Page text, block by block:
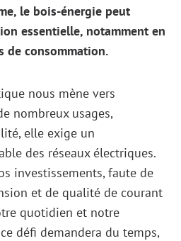
le bois-énergie peut
essentielle, notamment en
de consommation.
nous mène vers
nombreux usages,
elle exige un
des réseaux électriques.
investissements, faute de
et de qualité de courant
quotidien et notre
défi demandera du temps,